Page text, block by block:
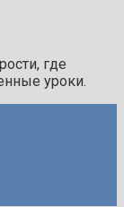
где
уроки.